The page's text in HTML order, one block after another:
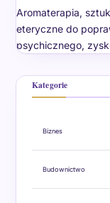
Aromaterapia,
eteryczne do
psychicznego,
Kategorie
Biznes
Budownictwo